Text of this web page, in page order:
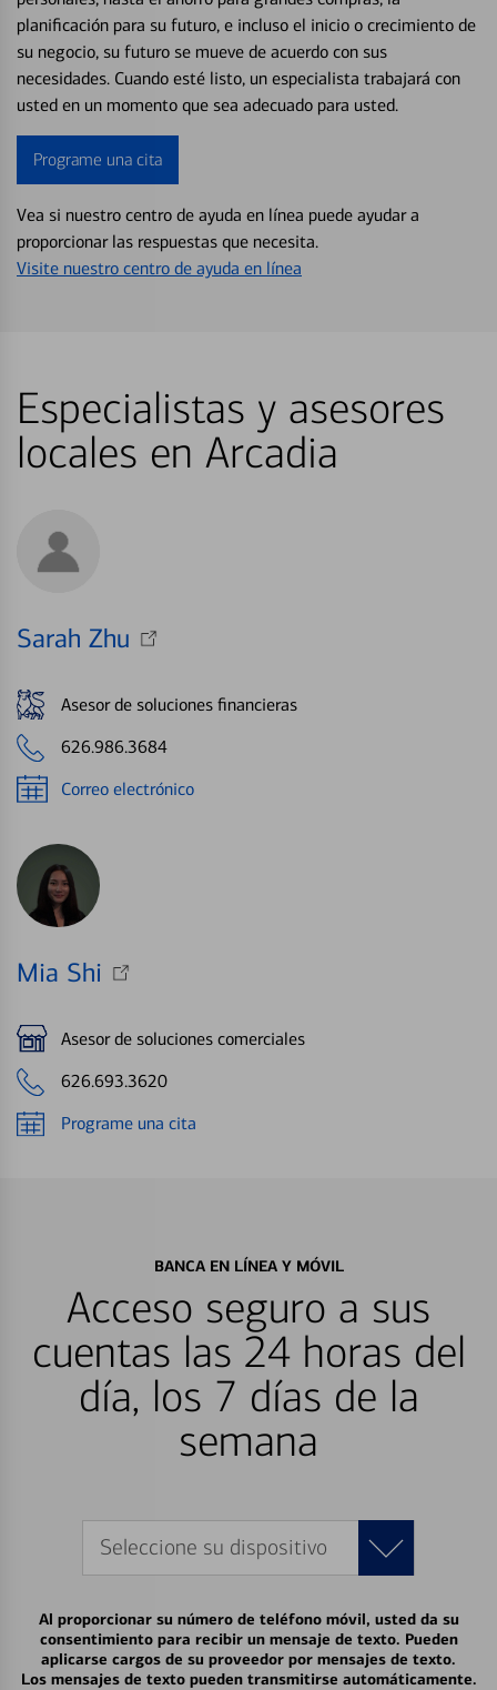
planificación para su futuro, e incluso el inicio o crecimiento de
su negocio, su futuro se mueve de acuerdo con sus
necesidades. Cuando esté listo, un especialista trabajará con
usted en un momento que sea adecuado para usted.
Programe una cita
Vea si nuestro centro de ayuda en línea puede ayudar a
proporcionar las respuestas que necesita.
Visite nuestro centro de ayuda en línea
Especialistas y asesores
locales en Arcadia
Sarah Zhu
Asesor de soluciones financieras
626.986.3684
Correo electrónico
Mia Shi
Asesor de soluciones comerciales
626.693.3620
Programe una cita
BANCA EN LÍNEA Y MÓVIL
Acceso seguro a sus
cuentas las 24 horas del
día, los 7 días de la
semana
Seleccione su dispositivo
Al proporcionar su número de teléfono móvil, usted da su
consentimiento para recibir un mensaje de texto. Pueden
aplicarse cargos de su proveedor por mensajes de texto.
Los mensajes de texto pueden transmitirse automáticamente.